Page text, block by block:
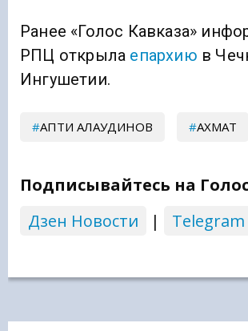
Ранее «Голос Кавказа»
РПЦ открыла епархию в
Ингушетии.
АПТИ АЛАУДИНОВ АХМАТ
Подписывайтесь на
Дзен Новости
| Telegram